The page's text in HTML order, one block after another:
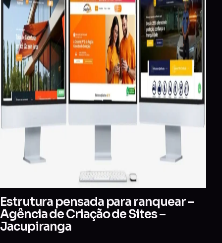
Estrutura pensada para ranquear –
Agência de Criação de Sites –
Jacupiranga